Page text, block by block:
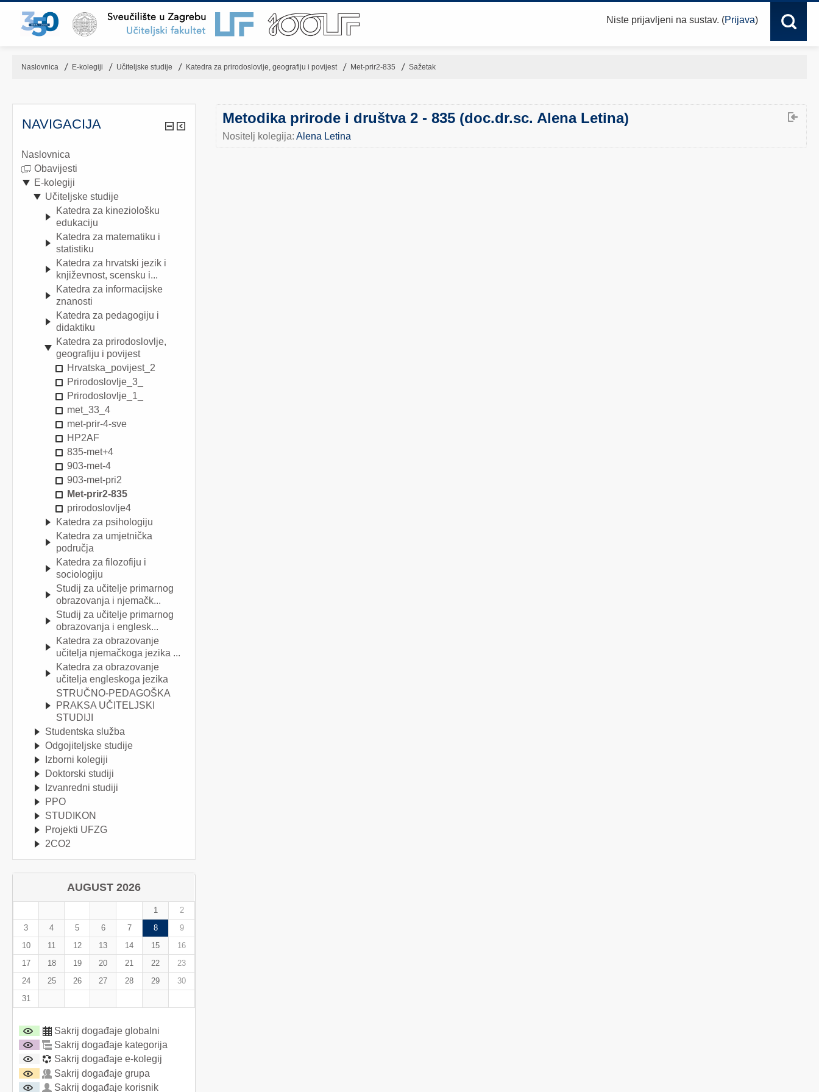
Niste prijavljeni na sustav. (Prijava)
Naslovnica ▶︎ E-kolegiji ▶︎ Učiteljske studije ▶︎ Katedra za prirodoslovlje, geografiju i povijest ▶︎ Met-prir2-835 ▶︎ Sažetak
Metodika prirode i društva 2 - 835 (doc.dr.sc. Alena Letina)
Nositelj kolegija:Alena Letina
NAVIGACIJA
Naslovnica
Obavijesti
E-kolegiji
Učiteljske studije
Katedra za kineziološku
edukaciju
Katedra za matematiku i
statistiku
Katedra za hrvatski jezik i
književnost, scensku i...
Katedra za informacijske
znanosti
Katedra za pedagogiju i
didaktiku
Katedra za prirodoslovlje,
geografiju i povijest
Hrvatska_povijest_2
Prirodoslovlje_3_
Prirodoslovlje_1_
met_33_4
met-prir-4-sve
HP2AF
835-met+4
903-met-4
903-met-pri2
Met-prir2-835
prirodoslovlje4
Katedra za psihologiju
Katedra za umjetnička
područja
Katedra za filozofiju i
sociologiju
Studij za učitelje primarnog
obrazovanja i njemačk...
Studij za učitelje primarnog
obrazovanja i englesk...
Katedra za obrazovanje
učitelja njemačkoga jezika ...
Katedra za obrazovanje
učitelja engleskoga jezika
STRUČNO-PEDAGOŠKA
PRAKSA UČITELJSKI
STUDIJI
Studentska služba
Odgojiteljske studije
Izborni kolegiji
Doktorski studiji
Izvanredni studiji
PPO
STUDIKON
Projekti UFZG
2CO2
AUGUST 2026
1
2
3
4 5 6 7 8
9
10
11 12 13 14 15
16
17
18 19 20 21 22
23
24
25 26 27 28 29
30
31
Sakrij događaje globalni
Sakrij događaje kategorija
Sakrij događaje e-kolegij
Sakrij događaje grupa
Sakrij događaje korisnik